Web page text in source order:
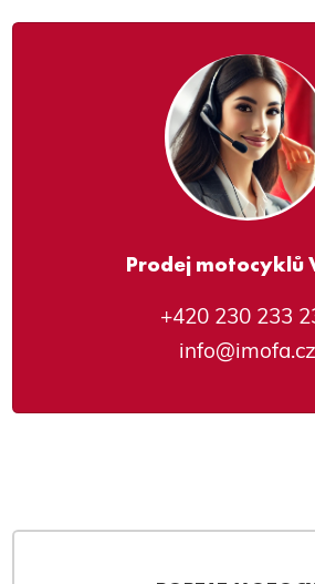
Prodej motocyklů
+420 230 233
info@imofa.cz